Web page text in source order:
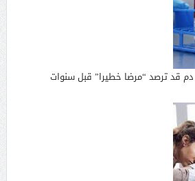
قد ترصد “مرضا خطيرا” قبل سنوات